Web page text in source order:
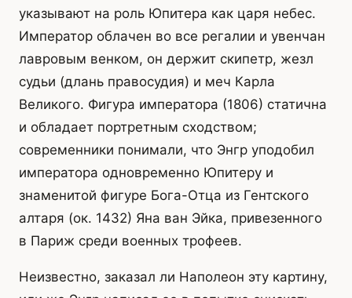
указывают на роль Юпитера как царя небес.
Император облачен во все регалии и увенчан
лавровым венком, он держит скипетр, жезл
судьи (длань правосудия) и меч Карла
Великого. Фигура императора (1806) статична
и обладает портретным сходством;
современники понимали, что Энгр уподобил
императора одновременно Юпитеру и
знаменитой фигуре Бога-Отца из Гентского
алтаря (ок. 1432) Яна ван Эйка, привезенного
в Париж среди военных трофеев.
Неизвестно, заказал ли Наполеон эту картину,